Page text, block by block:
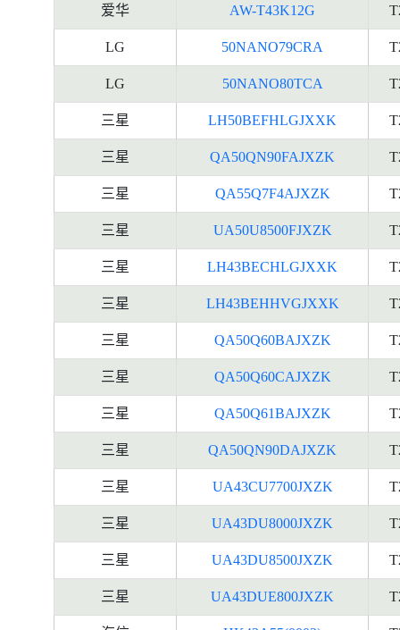
爱华 AW-T43K12G
LG 50NANO79CRA
LG 50NANO80TCA
三星 LH50BEFHLGJXXK
三星 QA50QN90FAJXZK
三星 QA55Q7F4AJXZK
三星 UA50U8500FJXZK
三星 LH43BECHLGJXXK
三星 LH43BEHHVGJXXK
三星 QA50Q60BAJXZK
三星 QA50Q60CAJXZK
三星 QA50Q61BAJXZK
三星 QA50QN90DAJXZK
三星 UA43CU7700JXZK
三星 UA43DU8000JXZK
三星 UA43DU8500JXZK
三星 UA43DUE800JXZK